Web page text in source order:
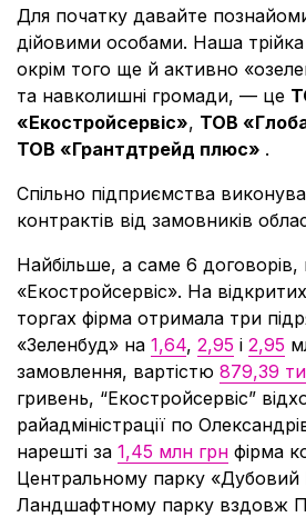
Для початку давайте
дійовими особами. Наша трійка
окрім того ще й активно
та навколишні громади, — це
«Екостройсервіс», ТОВ
ТОВ «Грантдтрейд плюс» .
Спільно підприємства
контрактів від замовників
Найбільше, а саме 6
«Екостройсервіс». На
торгах фірма отримала три
«Зеленбуд» на 1,64, 2,95 і 2,95
замовлення, вартістю 879,39
гривень, “Екостройсервіс”
райадміністрації по
нарешті за 1,45 млн грн фірма
Центральному парку «Дубовий
Ландшафтному парку вздовж